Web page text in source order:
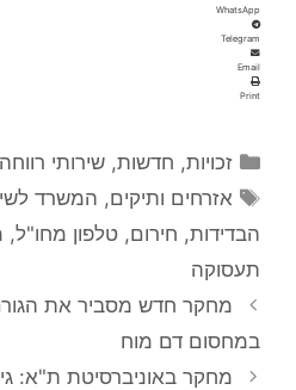
WhatsApp
Telegram
Email
Print
קטגוריות
זכויות, חדשות,שירותי רווחה
תגיות
אזרחים ותיקים, המשרד
הבדידות, חירום, טלפון מחו"ל,
תעסוקה
מחקר חדש מסביר את
במחסום דם מוח
מחקר באוניברסיטת ת"א: